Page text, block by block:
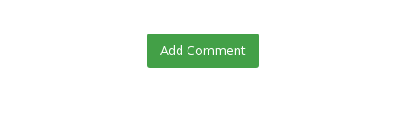
Add Comment